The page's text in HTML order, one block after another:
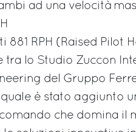
ad una velocità
881 RPH (Raised Pilot
tra lo Studio Zuccon
del Gruppo
quale è stato aggiunto
che domina il